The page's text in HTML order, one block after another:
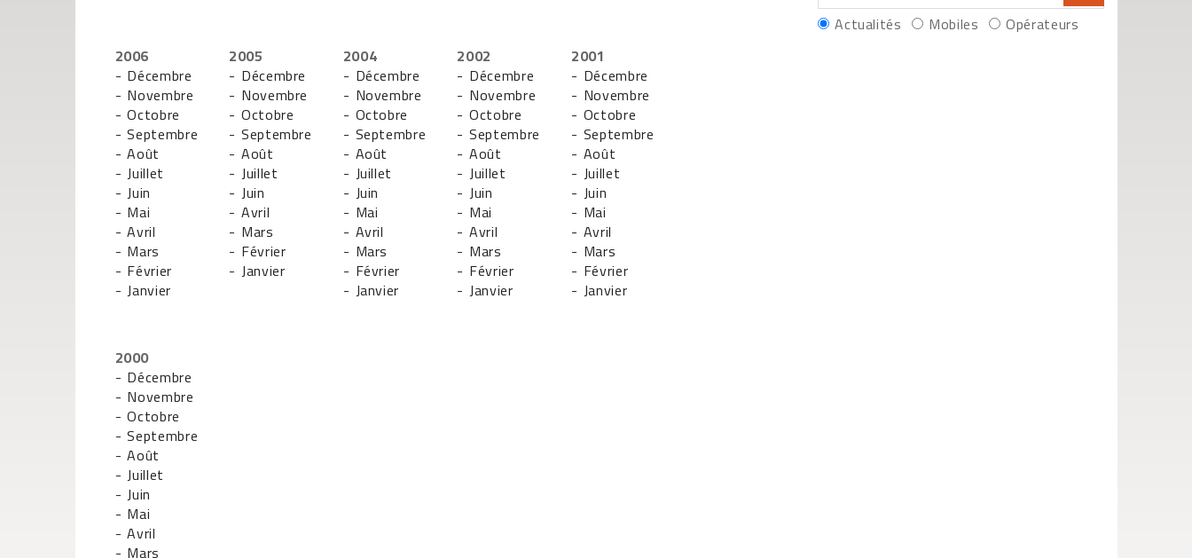
2006
- Décembre
- Novembre
- Octobre
- Septembre
- Août
- Juillet
- Juin
- Mai
- Avril
- Mars
- Février
- Janvier
2005
- Décembre
- Novembre
- Octobre
- Septembre
- Août
- Juillet
- Juin
- Avril
- Mars
- Février
- Janvier
2004
- Décembre
- Novembre
- Octobre
- Septembre
- Août
- Juillet
- Juin
- Mai
- Avril
- Mars
- Février
- Janvier
2002
- Décembre
- Novembre
- Octobre
- Septembre
- Août
- Juillet
- Juin
- Mai
- Avril
- Mars
- Février
- Janvier
2001
- Décembre
- Novembre
- Octobre
- Septembre
- Août
- Juillet
- Juin
- Mai
- Avril
- Mars
- Février
- Janvier
2000
- Décembre
- Novembre
- Octobre
- Septembre
- Août
- Juillet
- Juin
- Mai
- Avril
- Mars
Actualités Mobiles Opérateurs